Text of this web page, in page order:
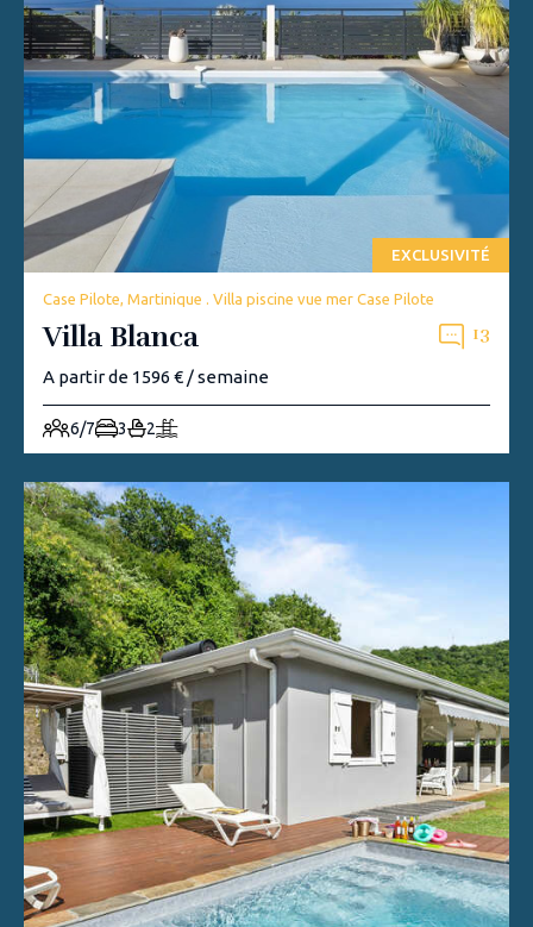
EXCLUSIVITÉ
Case Pilote, Martinique . Villa piscine vue mer Case Pilote
Villa Blanca 13
A partir de 1596 € / semaine
6/7 3 2